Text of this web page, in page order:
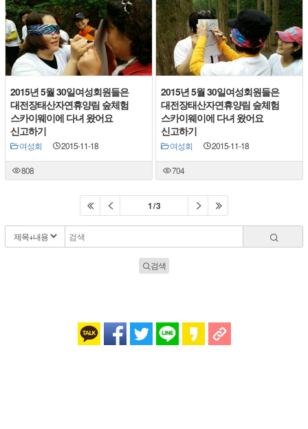
2015년 5월 30일여성회원들은
대전장태산자연휴양림 숲체험
스카이웨이에 다녀 왔어요
신고하기
여성회 2015-11-18
808
2015년 5월 30일여성회원들은
대전장태산자연휴양림 숲체험
스카이웨이에 다녀 왔어요
신고하기
여성회 2015-11-18
704
1 / 3
검색